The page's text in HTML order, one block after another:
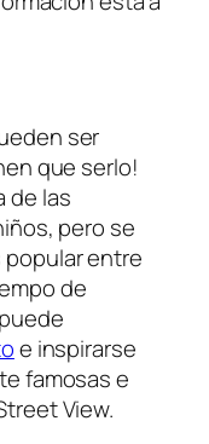
ser
que serlo!
de las
pero se
popular entre
de
e inspirarse
famosas e
View.